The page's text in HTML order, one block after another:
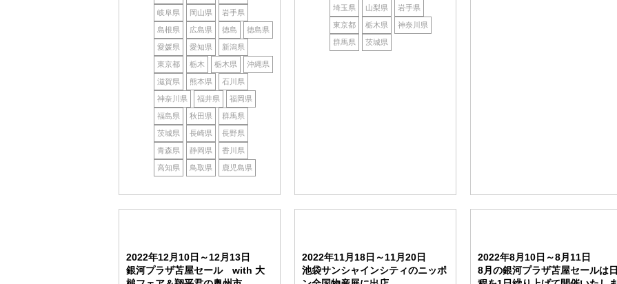
岐阜県 岡山県 岩手県
島根県 広島県 徳島 徳島県
愛媛県 愛知県 新潟県
東京都 栃木 栃木県 沖縄県
滋賀県 熊本県 石川県
神奈川県 福井県 福岡県
福島県 秋田県 群馬県
茨城県 長崎県 長野県
青森県 静岡県 香川県
高知県 鳥取県 鹿児島県
埼玉県 山梨県 岩手県
東京都 栃木県 神奈川県
群馬県 茨城県
2022年12月10日～12月13日
銀河プラザ苫屋セール with 大
2022年11月18日～11月20日
池袋サンシャインシティのニッポ
2022年8月10日～8月11日
8月の銀河プラザ苫屋セールは日